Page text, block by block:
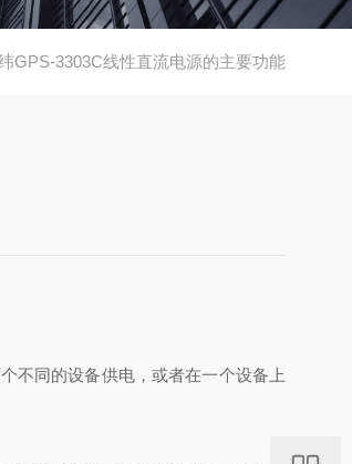
GPS-3303C线性直流电源的主要功能
不同的设备供电，或者在一个设备上